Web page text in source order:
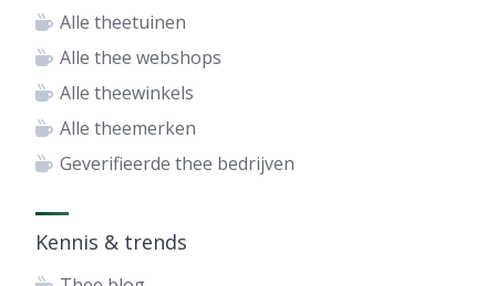
Alle theetuinen
Alle thee webshops
Alle theewinkels
Alle theemerken
Geverifieerde thee bedrijven
Kennis & trends